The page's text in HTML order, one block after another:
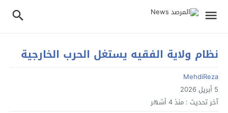
نظام ولاية الفقيه يستغل الحرب الخارجية
MehdiReza
5 أبريل 2026
آخر تحديث : منذ 4 أشهر